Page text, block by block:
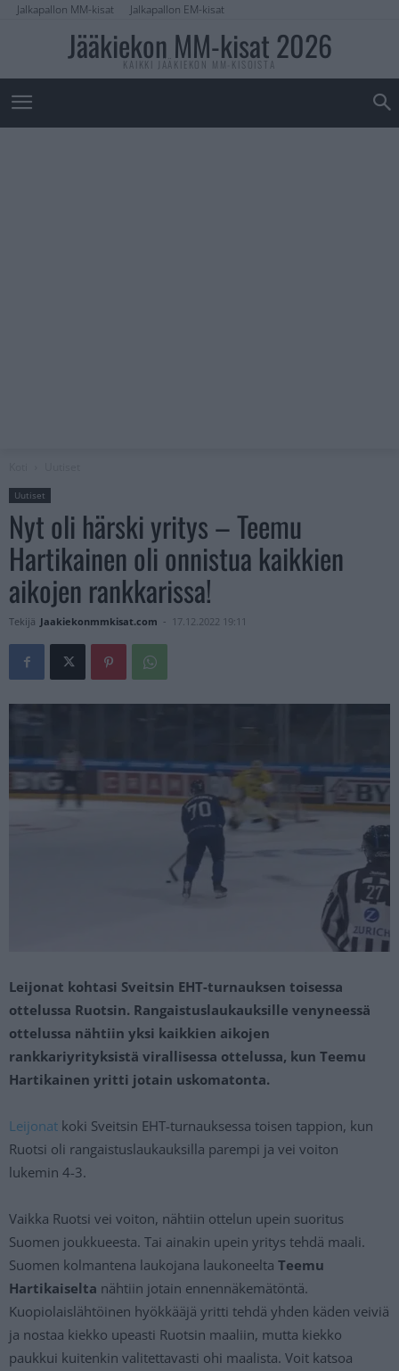
Jalkapallon MM-kisat Jalkapallon EM-kisat
Jääkiekon MM-kisat 2026
KAIKKI JÄÄKIEKON MM-KISOISTA
Uutiset
Nyt oli härski yritys – Teemu
Hartikainen oli onnistua kaikkien
aikojen rankkarissa!
Tekijä Jaakiekonmmkisat.com - 17.12.2022 19:11
Leijonat kohtasi Sveitsin EHT-turnauksen toisessa
ottelussa Ruotsin. Rangaistuslaukauksille venyneessä
ottelussa nähtiin yksi kaikkien aikojen
rankkariyrityksistä virallisessa ottelussa, kun Teemu
Hartikainen yritti jotain uskomatonta.
Leijonat koki Sveitsin EHT-turnauksessa toisen tappion, kun
Ruotsi oli rangaistuslaukauksilla parempi ja vei voiton
lukemin 4-3.
Vaikka Ruotsi vei voiton, nähtiin ottelun upein suoritus
Suomen joukkueesta. Tai ainakin upein yritys tehdä maali.
Suomen kolmantena laukojana laukoneelta Teemu
Hartikaiselta nähtiin jotain ennennäkemätöntä.
Kuopiolaislähtöinen hyökkääjä yritti tehdä yhden käden veiviä
ja nostaa kiekko upeasti Ruotsin maaliin, mutta kiekko
paukkui kuitenkin valitettavasti ohi maalista. Voit katsoa